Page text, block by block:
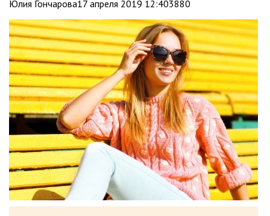
Юлия Гончарова17 апреля 2019 12:403880